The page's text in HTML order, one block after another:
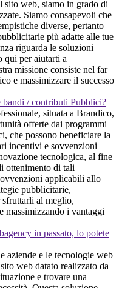
sito web, siamo in grado di
Siamo consapevoli che
diverse, pertanto
più adatte alle tue
riguarda le soluzioni
qui per aiutarti a
missione consiste nel far
e massimizzare il successo
bandi / contributi Pubblici?
situata a Brandico,
offerte dai programmi
che possono beneficiare la
incentivi e sovvenzioni
tecnologica, al fine
ottenimento di tali
applicabili allo
pubblicitarie,
sfruttarli al meglio,
massimizzando i vantaggi
in passato, lo potete
aziende e le tecnologie web
web datato realizzato da
e trovare una